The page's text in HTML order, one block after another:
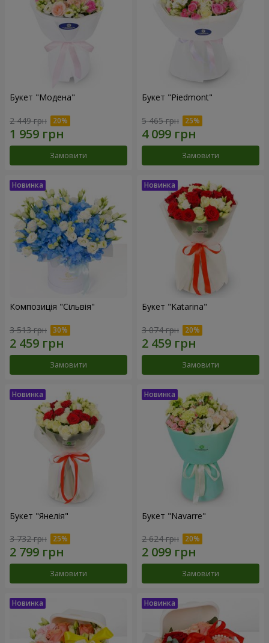
Букет "Модена"
2 449 грн
Замовити
Букет "Piedmont"
5 465 грн
Замовити
Композиція "Сільвія"
3 513 грн
Замовити
Букет "Katarina"
3 074 грн
Замовити
Букет "Янелія"
3 732 грн
Замовити
Букет "Navarre"
2 624 грн
Замовити